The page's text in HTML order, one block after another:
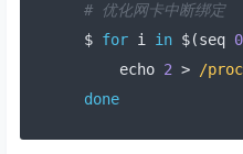
# 优化网卡中断绑定
$ for i in $(seq 0
    echo
2 > /
done